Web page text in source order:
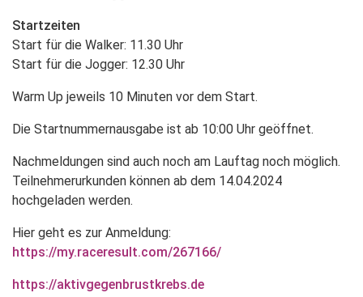
Startzeiten
Start für die Walker: 11.30 Uhr
Start für die Jogger: 12.30 Uhr
Warm Up jeweils 10 Minuten vor dem Start.
Die Startnummernausgabe ist ab 10:00 Uhr geöffnet.
Nachmeldungen sind auch noch am Lauftag noch möglich.
Teilnehmerurkunden können ab dem 14.04.2024
hochgeladen werden.
Hier geht es zur Anmeldung:
https://my.raceresult.com/267166/
https://aktivgegenbrustkrebs.de